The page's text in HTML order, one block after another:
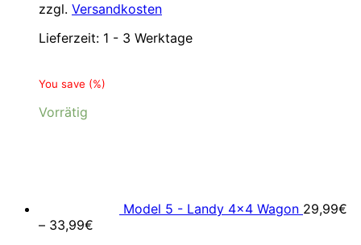
zzgl. Versandkosten
Lieferzeit: 1 - 3 Werktage
You save (%)
Vorrätig
Model 5 - Landy 4x4 Wagon 29,99€
– 33,99€